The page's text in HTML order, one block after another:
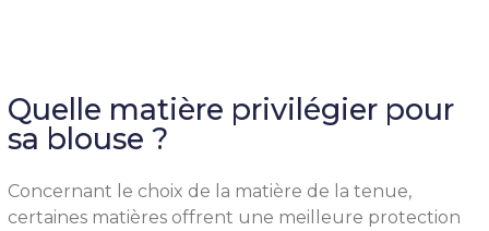
Quelle matière privilégier pour
sa blouse ?
Concernant le choix de la matière de la tenue,
certaines matières offrent une meilleure protection